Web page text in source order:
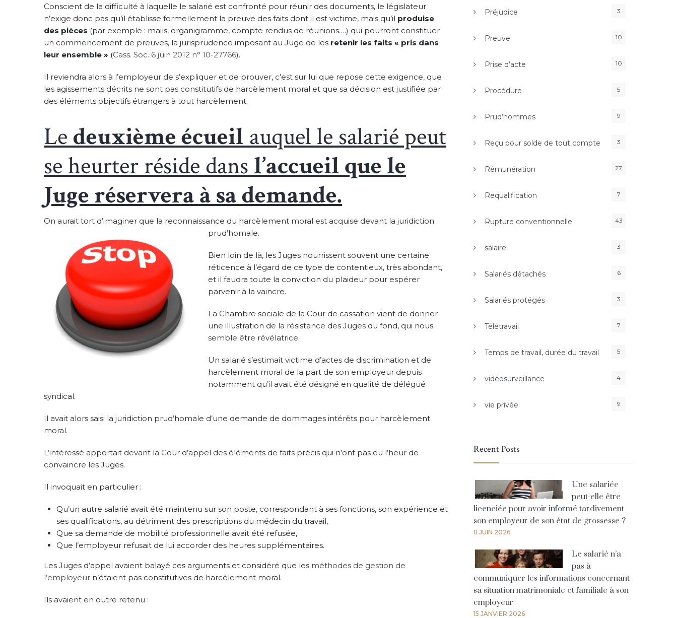
Conscient de la difficulté à laquelle le salarié est confronté pour réunir des documents, le législateur
n’exige donc pas qu’il établisse formellement la preuve des faits dont il est victime, mais qu’il produise
des pièces (par exemple : mails, organigramme, compte rendus de réunions….) qui pourront constituer
un commencement de preuves, la jurisprudence imposant au Juge de les retenir les faits « pris dans
leur ensemble » (Cass. Soc. 6 juin 2012 n° 10-27766).
Il reviendra alors à l’employeur de s’expliquer et de prouver, c’est sur lui que repose cette exigence, que
les agissements décrits ne sont pas constitutifs de harcèlement moral et que sa décision est justifiée par
des éléments objectifs étrangers à tout harcèlement.
Ledeuxième écueilauquel le salarié peut
se heurter réside dansl’accueil que le
Juge réservera à sa demande.
On aurait tort d’imaginer que la reconnaissance du harcèlement moral est acquise devant la juridiction
prud’homale.
Bien loin de là, les Juges nourrissent souvent une certaine
réticence à l’égard de ce type de contentieux, très abondant,
et il faudra toute la conviction du plaideur pour espérer
parvenir à la vaincre.
La Chambre sociale de la Cour de cassation vient de donner
une illustration de la résistance des Juges du fond, qui nous
semble être révélatrice.
Un salarié s’estimait victime d’actes de discrimination et de
harcèlement moral de la part de son employeur depuis
notamment qu’il avait été désigné en qualité de délégué
syndical.
Il avait alors saisi la juridiction prud’homale d’une demande de dommages intérêts pour harcèlement
moral.
L’intéressé apportait devant la Cour d’appel des éléments de faits précis qui n’ont pas eu l’heur de
convaincre les Juges.
Il invoquait en particulier :
Qu’un autre salarié avait été maintenu sur son poste, correspondant à ses fonctions, son expérience et
ses qualifications, au détriment des prescriptions du médecin du travail,
Que sa demande de mobilité professionnelle avait été refusée,
Que l’employeur refusait de lui accorder des heures supplémentaires.
Les Juges d’appel avaient balayé ces arguments et considéré que les méthodes de gestion de
l’employeur n’étaient pas constitutives de harcèlement moral.
Ils avaient en outre retenu :
Préjudice 3
Preuve 10
Prise d’acte 10
Procédure 5
Prud’hommes 9
Reçu pour solde de tout compte 3
Rémunération 27
Requalification 7
Rupture conventionnelle 43
salaire 3
Salariés détachés 6
Salariés protégés 3
Télétravail 7
Temps de travail, durée du travail 5
vidéosurveillance 4
vie privée 9
Recent Posts
Une salariée
peut-elle être
licenciée pour avoir informé tardivement
son employeur de son état de grossesse ?
11 JUIN 2026
Le salarié n’a
pas à
communiquer les informations concernant
sa situation matrimoniale et familiale à son
employeur
15 JANVIER 2026